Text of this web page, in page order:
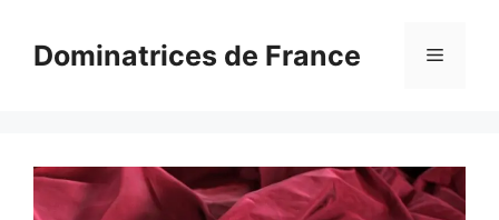
contenuDominatrices de France Menu